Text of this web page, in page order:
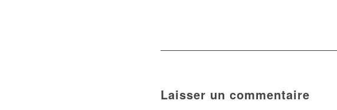
Laisser un commentaire